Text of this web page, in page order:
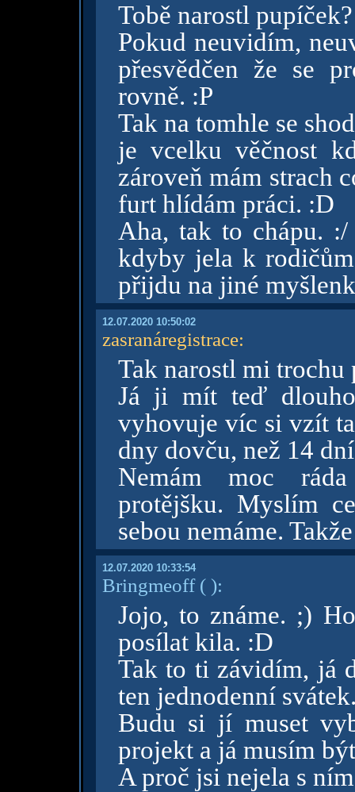
Tobě narostl
Pokud neuvidím,
přesvědčen že se
rovně. :P
Tak na tomhle se
je vcelku věčnost
zároveň mám strach
furt hlídám práci. :D
Aha, tak to chápu.
kdyby jela k
přijdu na jiné
12.07.2020 10:50:02
zasranáregistrace:
Tak narostl mi trochu
Já ji mít teď
vyhovuje víc si vzít
dny dovču, než 14
Nemám moc
protějšku. Myslím
sebou nemáme.
12.07.2020 10:33:54
Bringmeoff( ):
Jojo, to známe. ;)
posílat kila. :D
Tak to ti závidím, já
ten jednodenní
Budu si jí muset
projekt a já musím
A proč jsi nejela s